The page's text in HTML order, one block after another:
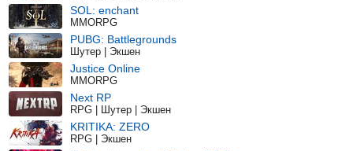
SOL: enchant
MMORPG
PUBG: Battlegrounds
Шутер | Экшен
Justice Online
MMORPG
Next RP
RPG | Шутер | Экшен
KRITIKA: ZERO
RPG | Экшен